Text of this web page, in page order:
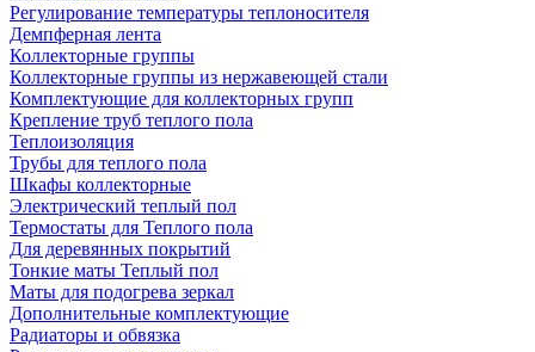
Регулирование температуры теплоносителя
Демпферная лента
Коллекторные группы
Коллекторные группы из нержавеющей стали
Комплектующие для коллекторных групп
Крепление труб теплого пола
Теплоизоляция
Трубы для теплого пола
Шкафы коллекторные
Электрический теплый пол
Термостаты для Теплого пола
Для деревянных покрытий
Тонкие маты Теплый пол
Маты для подогрева зеркал
Дополнительные комплектующие
Радиаторы и обвязка